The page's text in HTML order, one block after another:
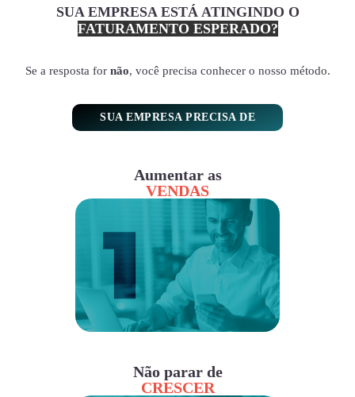
SUA EMPRESA ESTÁ ATINGINDO O
FATURAMENTO ESPERADO?
Se a resposta for não, você precisa conhecer o nosso método.
SUA EMPRESA PRECISA DE
Aumentar as
VENDAS
Não parar de
CRESCER